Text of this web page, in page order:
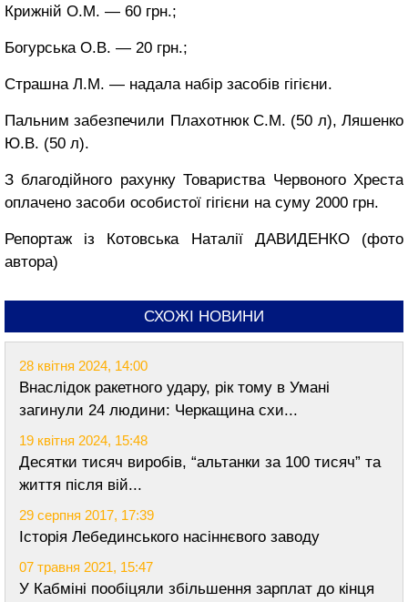
Крижній О.М. — 60 грн.;
Богурська О.В. — 20 грн.;
Страшна Л.М. — надала набір засобів гігієни.
Пальним забезпечили Плахотнюк С.М. (50 л), Ляшенко
Ю.В. (50 л).
З благодійного рахунку Товариства Червоного Хреста
оплачено засоби особистої гігієни на суму 2000 грн.
Репортаж із Котовська Наталії ДАВИДЕНКО (фото
автора)
СХОЖІ НОВИНИ
28 квітня 2024, 14:00
Внаслідок ракетного удару, рік тому в Умані
загинули 24 людини: Черкащина схи...
19 квітня 2024, 15:48
Десятки тисяч виробів, “альтанки за 100 тисяч” та
життя після вій...
29 серпня 2017, 17:39
Історія Лебединського насіннєвого заводу
07 травня 2021, 15:47
У Кабміні пообіцяли збільшення зарплат до кінця